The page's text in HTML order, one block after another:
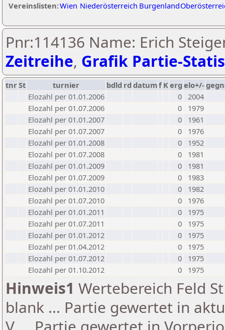
Vereinslisten:Wien Niederösterreich Burgenland
Pnr:114136 Name: Erich
Zeitreihe, Grafik Partie-
tnrSt turnier bdld rd datumf Kerg elo+/-
Elozahl per 01.01.2006
0 2004
Elozahl per 01.07.2006
0
1979
Elozahl per 01.01.2007
0
1961
Elozahl per 01.07.2007
0
1976
Elozahl per 01.01.2008
0
1952
Elozahl per 01.07.2008
0
1981
Elozahl per 01.01.2009
0
1981
Elozahl per 01.07.2009
0
1983
Elozahl per 01.01.2010
0
1982
Elozahl per 01.07.2010
0
1976
Elozahl per 01.01.2011
0
1975
Elozahl per 01.07.2011
0
1975
Elozahl per 01.01.2012
0
1975
Elozahl per 01.04.2012
0
1975
Elozahl per 01.07.2012
0
1975
Elozahl per 01.10.2012
0 1975
Hinweis1 Wertebereich Feld
blank ... Partie gewertet in